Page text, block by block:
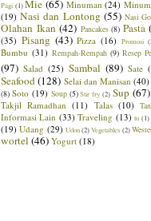
Pagi (1) Mie (65) Minuman (24)
(19) Nasi dan Lontong (55) Nasi
Olahan Ikan (42) Pancakes (8) Pasta
(35) Pisang (43) Pizza (16) Promosi
Bumbu (31) Rempah-Rempah (9) Resep
(97) Salad (25) Sambal (89) Sate
Seafood(128) Selai dan Manisan (40)
(8) Soto (19) Soup (5) Stir fry (2) Sup (67)
Takjil Ramadhan (11) Talas (10)
Informasi Lain (33) Traveling (13) tu (1)
(19) Udang (29) Udon (2) Vegetables (2)
wortel (46) Yogurt (18)